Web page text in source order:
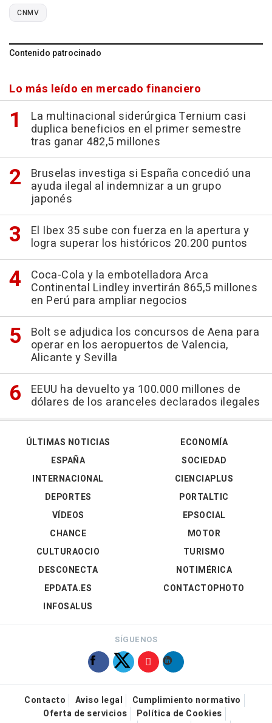
CNMV
Contenido patrocinado
Lo más leído en mercado financiero
La multinacional siderúrgica Ternium casi
duplica beneficios en el primer semestre
tras ganar 482,5 millones
Bruselas investiga si España concedió una
ayuda ilegal al indemnizar a un grupo
japonés
El Ibex 35 sube con fuerza en la apertura y
logra superar los históricos 20.200 puntos
Coca-Cola y la embotelladora Arca
Continental Lindley invertirán 865,5 millones
en Perú para ampliar negocios
Bolt se adjudica los concursos de Aena para
operar en los aeropuertos de Valencia,
Alicante y Sevilla
EEUU ha devuelto ya 100.000 millones de
dólares de los aranceles declarados ilegales
ÚLTIMAS NOTICIAS
ESPAÑA
INTERNACIONAL
DEPORTES
VÍDEOS
ECONOMÍA
SOCIEDAD
CIENCIAPLUS
PORTALTIC
EPSOCIAL
CHANCE
CULTURAOCIO
DESCONECTA
EPDATA.ES
INFOSALUS
MOTOR
TURISMO
NOTIMÉRICA
CONTACTOPHOTO
SÍGUENOS
Contacto Aviso legal
Cumplimiento normativo
Oferta de servicios
Política de Cookies